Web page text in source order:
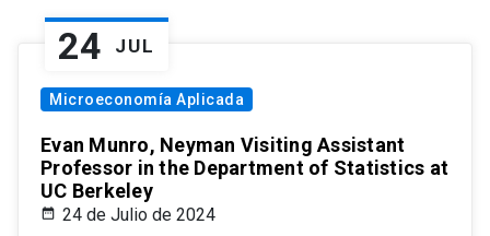
24 JUL
Microeconomía Aplicada
Evan Munro, Neyman Visiting Assistant
Professor in the Department of Statistics at
UC Berkeley
24 de Julio de 2024